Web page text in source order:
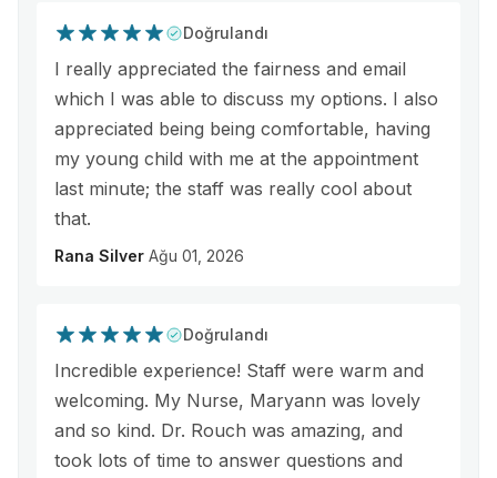
Doğrulandı
I really appreciated the fairness and email
which I was able to discuss my options. I also
appreciated being being comfortable, having
my young child with me at the appointment
last minute; the staff was really cool about
that.
Rana Silver Ağu 01, 2026
Doğrulandı
Incredible experience! Staff were warm and
welcoming. My Nurse, Maryann was lovely
and so kind. Dr. Rouch was amazing, and
took lots of time to answer questions and